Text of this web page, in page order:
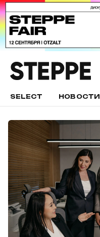
SELECT НОВОСТИ